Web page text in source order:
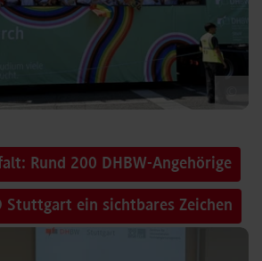
Rund 200 DHBW-Angehörige
Stuttgart ein sichtbares Zeichen